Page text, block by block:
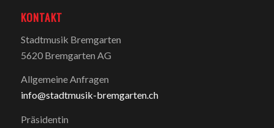
KONTAKT
Stadtmusik Bremgarten
5620 Bremgarten AG
Allgemeine Anfragen
info@stadtmusik-bremgarten.ch
Präsidentin